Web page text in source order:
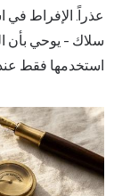
عذراً. الإفراط
سلاك - يوحي بأن
استخدمها فقط